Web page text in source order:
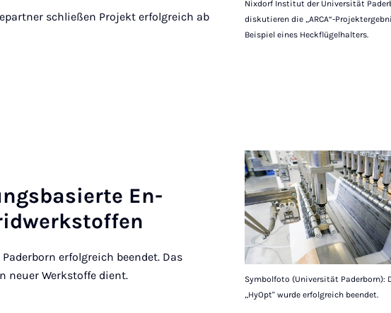
Nixdorf Institut der Universität
diskutieren die „ARCA“-
Beispiel eines Heckflügelhalters.
schließen Projekt erfolgreich ab
Symbolfoto (Universität Paderborn):
„HyOpt" wurde erfolgreich beendet.
En­
erfolgreich beendet. Das
neuer Werkstoffe dient.